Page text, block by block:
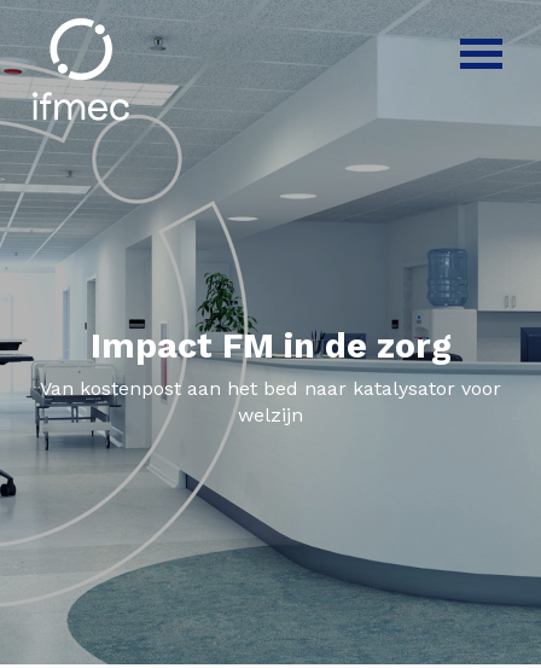
Impact FM in de zorg
Van kostenpost aan het bed naar katalysator voor
welzijn